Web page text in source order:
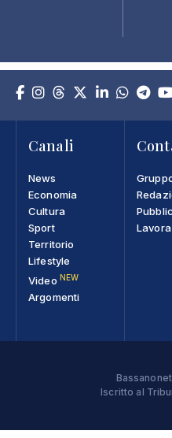
Canali
News
Economia
Cultura
Sport
Territorio
Lifestyle
Video NEW
Argomenti
Iscritto al